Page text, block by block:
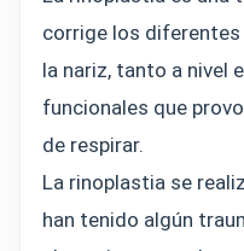
corrige los
la nariz, tanto a nivel
funcionales que
de respirar.
La rinoplastia se
han tenido algún